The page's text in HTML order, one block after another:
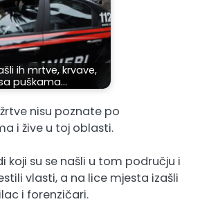
ih mrtve, krvave,
puškama…
nisu poznate po
i žive u toj oblasti.
koji su se našli u tom području i
vlasti, a na lice mjesta izašli
i forenzičari.